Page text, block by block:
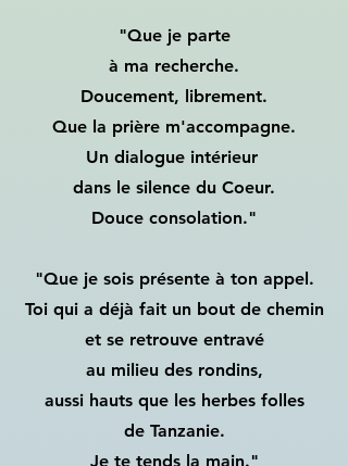
"Que je parte
à ma recherche.
Doucement, librement.
Que la prière m'accompagne.
Un dialogue intérieur
dans le silence du Coeur.
Douce consolation."
"Que je sois présente à ton appel.
Toi qui a déjà fait un bout de chemin
et se retrouve entravé
au milieu des rondins,
aussi hauts que les herbes folles
de Tanzanie.
Je te tends la main."